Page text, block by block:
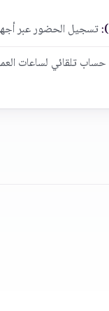
تسجيل الحضور عبر
حساب تلقائي لساعات